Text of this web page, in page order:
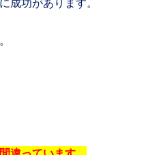
違っています。